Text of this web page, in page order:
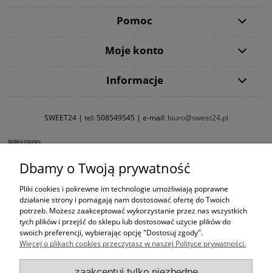
Pomoc
Moje konto
Informacje
SWEET24 | tel: 508549545 | e-mail: biuro@sweet24.pl
Dbamy o Twoją prywatność
Pliki cookies i pokrewne im technologie umożliwiają poprawne
działanie strony i pomagają nam dostosować ofertę do Twoich
potrzeb. Możesz zaakceptować wykorzystanie przez nas wszystkich
tych plików i przejść do sklepu lub dostosować użycie plików do
swoich preferencji, wybierając opcję "Dostosuj zgody".
Więcej o plikach cookies przeczytasz w naszej Polityce prywatności.